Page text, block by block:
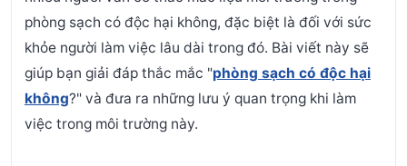
phòng sạch có độc hại không, đặc biệt là đối với sức
khỏe người làm việc lâu dài trong đó. Bài viết này sẽ
giúp bạn giải đáp thắc mắc "phòng sạch có độc hại
không?" và đưa ra những lưu ý quan trọng khi làm
việc trong môi trường này.